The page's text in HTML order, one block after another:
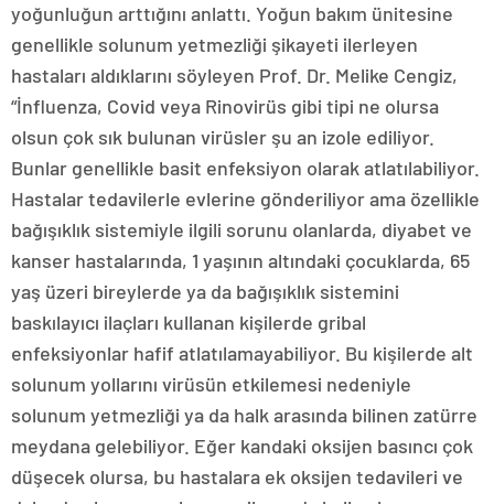
yoğunluğun arttığını anlattı. Yoğun bakım ünitesine
genellikle solunum yetmezliği şikayeti ilerleyen
hastaları aldıklarını söyleyen Prof. Dr. Melike Cengiz,
“İnfluenza, Covid veya Rinovirüs gibi tipi ne olursa
olsun çok sık bulunan virüsler şu an izole ediliyor.
Bunlar genellikle basit enfeksiyon olarak atlatılabiliyor.
Hastalar tedavilerle evlerine gönderiliyor ama özellikle
bağışıklık sistemiyle ilgili sorunu olanlarda, diyabet ve
kanser hastalarında, 1 yaşının altındaki çocuklarda, 65
yaş üzeri bireylerde ya da bağışıklık sistemini
baskılayıcı ilaçları kullanan kişilerde gribal
enfeksiyonlar hafif atlatılamayabiliyor. Bu kişilerde alt
solunum yollarını virüsün etkilemesi nedeniyle
solunum yetmezliği ya da halk arasında bilinen zatürre
meydana gelebiliyor. Eğer kandaki oksijen basıncı çok
düşecek olursa, bu hastalara ek oksijen tedavileri ve